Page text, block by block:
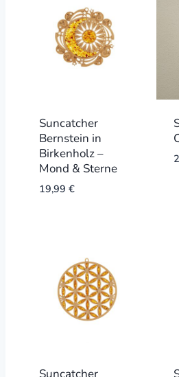
Suncatcher
Bernstein in
Birkenholz –
Mond & Sterne
19,99 €
Suncatcher